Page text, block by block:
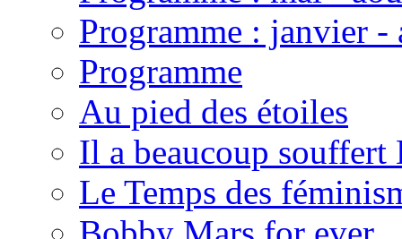
Programme : janvier -
Programme
Au pied des étoiles
Il a beaucoup souffert
Le Temps des